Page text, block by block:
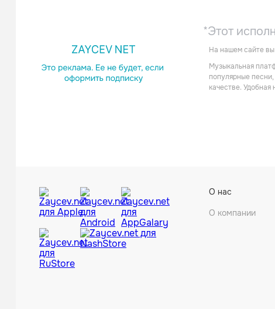
Город 312
Рок
*Этот
На нашем сайте
Музыкальная
популярные
качестве.
О нас
О компании